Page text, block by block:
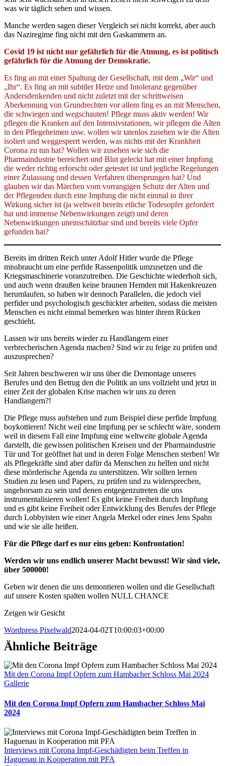
was wir täglich sehen und wissen.
Manche werden sagen dieser Vergleich sei nicht korrekt, aber auch
das Naziregime fing nicht mit den Gaskammern an.
Covid 19 ist nicht nur gefährlich für die Atmung, es ist politisch
gefährlich für die Atmung der Demokratie.
Es fing an mit einer Spaltung der Gesellschaft, mit dem „Wir“ und
„Ihr“. Es fing an mit subtiler Hetze und Intoleranz gegenüber
Andersdenkenden und nicht zuletzt mit der schrittweisen
Aberkennung von Grundrechten vor allem fing es an mit Menschen,
die schwiegen und wegschauten! Pflege muss aktiv werden! Wir
pflegen die Kranken auf den Intensivstationen, wir pflegen die Alten
in den Pflegeheimen usw. wollen wir tatenlos zusehen wie die Alten
isoliert und weggesperrt werden, was nichts mit der Krankheit
Corona zu tun hat? Wollen wir zusehen wie sich die
Pharmaindustrie bereichert und Blut geleckt hat mit einer Impfung
die weder richtig erforscht oder getestet ist und jegliche Regelungen
einer Zulassung und dessen Verfahren übersprungen hat? Und
glauben wir das Märchen vom vorrangigen Schutz der Alten und
der Pflegenden durch eine Impfung die nicht einmal in ihrer
Wirkung sicher ist (ja weltweit bereits etliche Todesopfer gefordert
hat und immense Nebenwirkungen zeigt) und deren
Nebenwirkungen uneinschätzbar sind und bereits viele Opfer
gefunden hat?
Bereits im dritten Reich unter Adolf Hitler wurde die Pflege
missbraucht um eine perfide Rassenpolitik umzusetzen und die
Kriegsmaschinerie voranzutreiben. Die Geschichte wiederholt sich,
und auch wenn draußen keine braunen Hemden mit Hakenkreuzen
herumlaufen, so haben wir dennoch Parallelen, die jedoch viel
perfider und psychologisch geschickter arbeiten, sodass die meisten
Menschen es nicht einmal bemerken was hinter ihrem Rücken
geschieht.
Lassen wir uns bereits wieder zu Handlangern einer
verbrecherischen Agenda machen? Sind wir zu feige zu prüfen und
auszusprechen?
Seit Jahren beschweren wir uns über die Demontage unseres
Berufes und den Betrug den die Politik an uns vollzieht und jetzt in
einer Zeit der globalen Krise machen wir uns zu deren
Handlangern?!
Die Pflege muss aufstehen und zum Beispiel diese perfide Impfung
boykottieren! Nicht weil eine Impfung per se schlecht wäre, sondern
weil in diesem Fall eine Impfung eine weltweite globale Agenda
darstellt, die gewissen politischen Kreisen und der Pharmaindustrie
Tür und Tor geöffnet hat und in deren Folge Menschen sterben! Wir
als Pflegekräfte sind aber dafür da Menschen zu helfen und nicht
diese mörderische Agenda zu unterstützen. Wir sollten lernen
Studien zu lesen und Papers, zu prüfen und zu widersprechen,
ungehorsam zu sein und denen entgegenzutreten die uns
instrumentalisieren wollen! Es gibt keine Freiheit durch Impfung
und es gibt keine Freiheit oder Entwicklung des Berufes der Pflege
durch Lobbyisten wie einer Angela Merkel oder eines Jens Spahn
und wie sie alle heißen.
Für die Pflege darf es nur eins geben: Konfrontation!
Werden wir uns endlich unserer Macht bewusst! Wir sind viele,
über 500000!
Geben wir denen die uns demontieren wollen und die Gesellschaft
auf unsere Kosten spalten wollen NULL CHANCE
Zeigen wir Gesicht
Wordpress Pixelwald2024-04-02T10:00:03+00:00
Ähnliche Beiträge
Mit den Corona Impf Opfern zum Hambacher Schloss Mai 2024
Gallerie
Mit den Corona Impf Opfern zum Hambacher Schloss Mai
2024
Interviews mit Corona Impf-Geschädigten beim Treffen in
Haguenau in Kooperation mit PFA